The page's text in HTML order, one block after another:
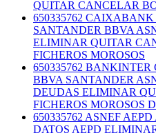
QUITAR CANCELAR
650335762
SANTANDER BBVA
ELIMINAR QUITAR
FICHEROS MOROSOS
650335762
BBVA SANTANDER
DEUDAS ELIMINAR
FICHEROS MOROSOS
650335762 ASNEF
DATOS AEPD